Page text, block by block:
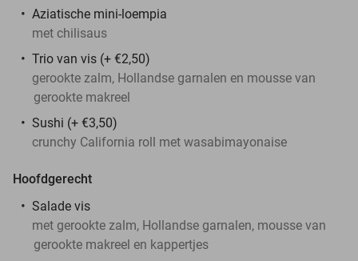
Aziatische mini-loempia
met chilisaus
Trio van vis (+ €2,50)
gerookte zalm, Hollandse garnalen en mousse van
gerookte makreel
Sushi (+ €3,50)
crunchy California roll met wasabimayonaise
Hoofdgerecht
Salade vis
met gerookte zalm, Hollandse garnalen, mousse van
gerookte makreel en kappertjes